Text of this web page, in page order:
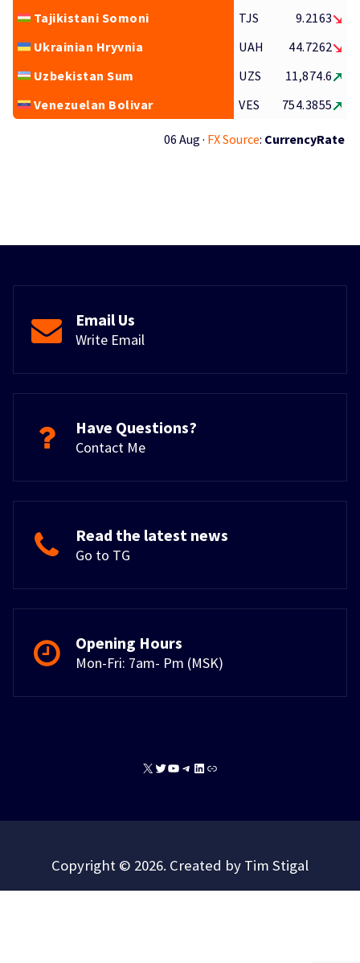
Tajikistani Somoni
TJS
9.2163
Ukrainian Hryvnia
UAH
44.7262
Uzbekistan Sum
UZS
11,874.6
Venezuelan Bolivar
VES 754.3855
06 Aug · FX Source: CurrencyRate
Email Us
Write Email
Have Questions?
Contact Me
Read the latest news
Go to TG
Opening Hours
Mon-Fri: 7am- Pm (MSK)
X TwitterYouTube
Telegram
Copyright © 2026. Created by Tim Stigal